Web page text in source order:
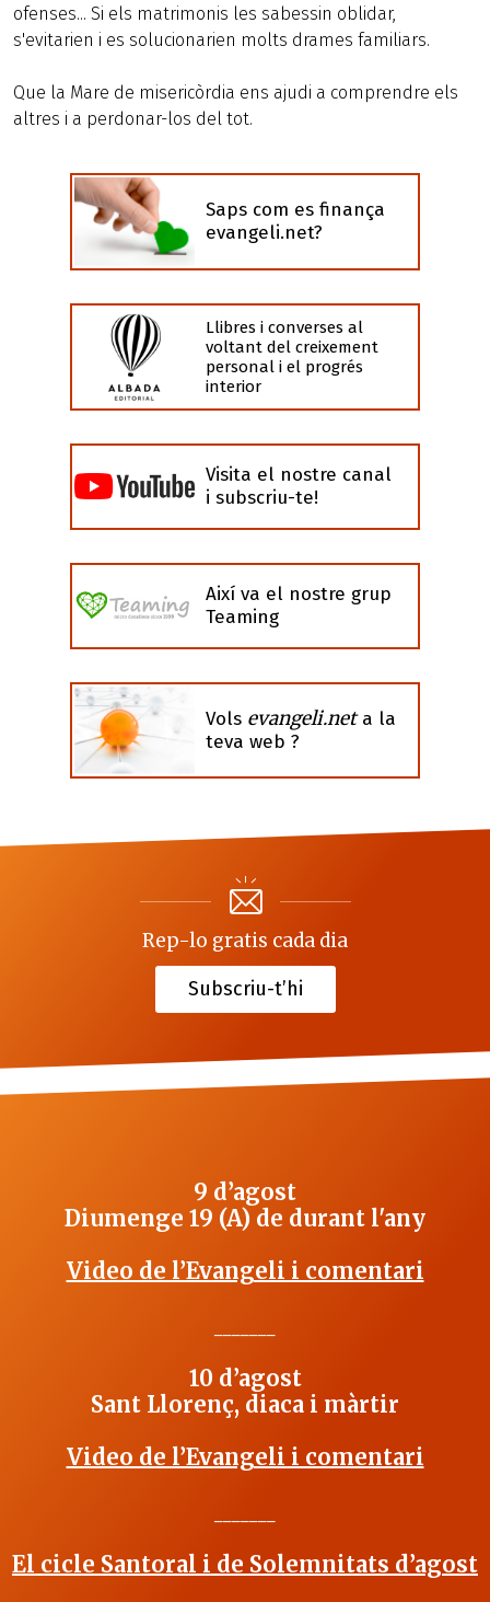
ofenses... Si els matrimonis les sabessin oblidar,
s'evitarien i es solucionarien molts drames familiars.
Que la Mare de misericòrdia ens ajudi a comprendre els
altres i a perdonar-los del tot.
Saps com es finança
evangeli.net?
Llibres i converses al
voltant del creixement
personal i el progrés
interior
Visita el nostre canal
i subscriu-te!
Així va el nostre grup
Teaming
Vols evangeli.neta la
teva web ?
Rep-lo gratis cada dia
Subscriu-t’hi
9 d’agost
Diumenge 19 (A) de durant l'any
Video de l’Evangeli i comentari
10 d’agost
Sant Llorenç, diaca i màrtir
Video de l’Evangeli i comentari
El cicle Santoral i de Solemnitats d’agost